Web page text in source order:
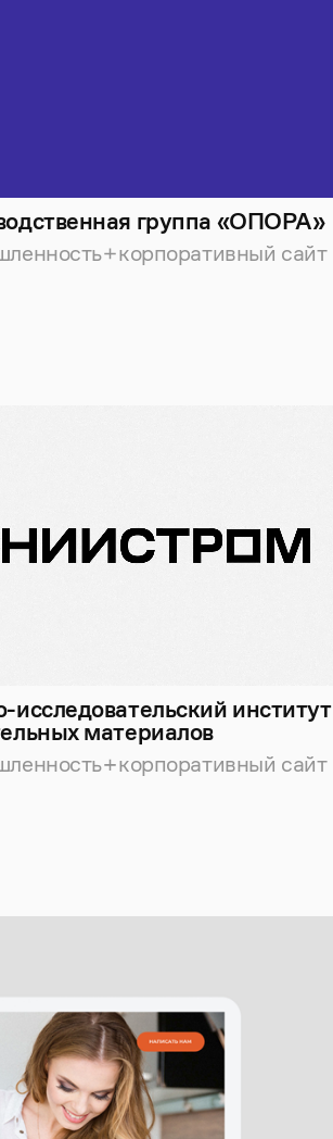
группа «ОПОРА»
корпоративный сайт
исследовательский институт
материалов
корпоративный сайт